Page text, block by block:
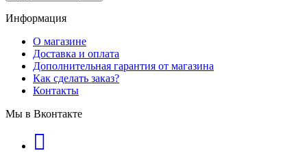
Информация
О магазине
Доставка и оплата
Дополнительная гарантия от магазина
Как сделать заказ?
Контакты
Мы в Вконтакте